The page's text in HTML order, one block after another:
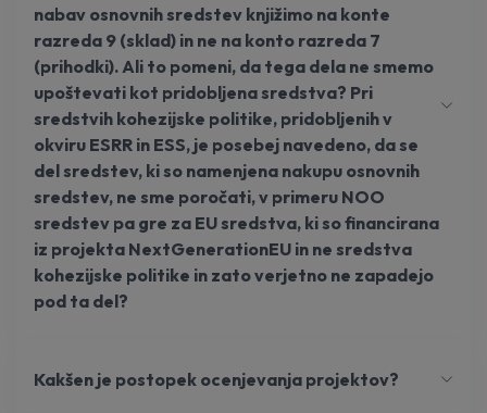
nabav osnovnih sredstev knjižimo na konte
razreda 9 (sklad) in ne na konto razreda 7
(prihodki). Ali to pomeni, da tega dela ne smemo
upoštevati kot pridobljena sredstva? Pri
sredstvih kohezijske politike, pridobljenih v
okviru ESRR in ESS, je posebej navedeno, da se
del sredstev, ki so namenjena nakupu osnovnih
sredstev, ne sme poročati, v primeru NOO
sredstev pa gre za EU sredstva, ki so financirana
iz projekta NextGenerationEU in ne sredstva
kohezijske politike in zato verjetno ne zapadejo
pod ta del?
Kakšen je postopek ocenjevanja projektov?